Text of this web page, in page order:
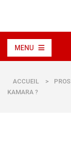
MENU
ACCUEIL > PROS
KAMARA ?